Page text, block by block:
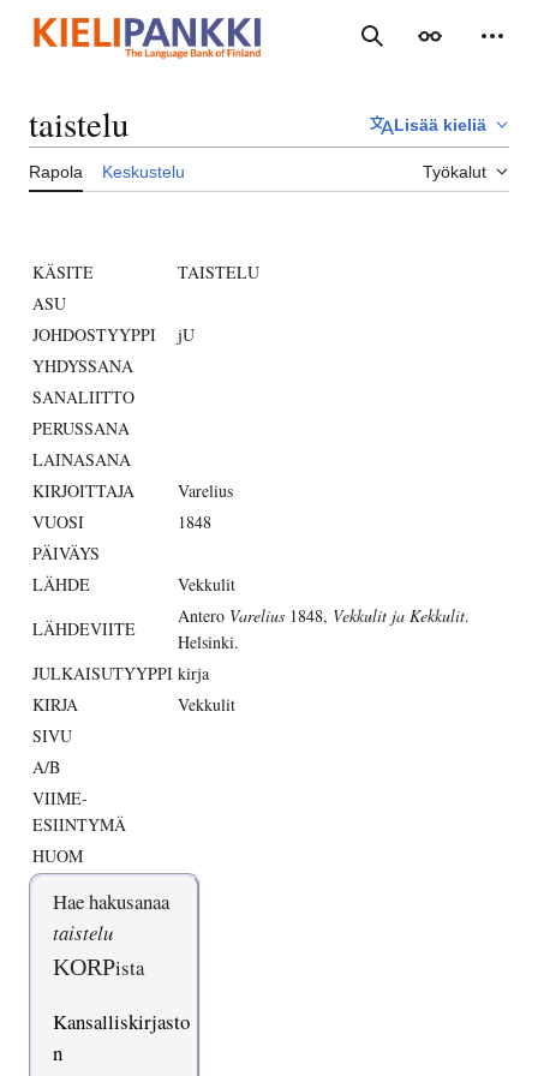
sisältöön
Haku Ulkoasu
taistelu Lisää kieliä
Rapola Keskustelu Työkalut
KÄSITE
TAISTELU
ASU
JOHDOSTYYPPI
jU
YHDYSSANA
SANALIITTO
PERUSSANA
LAINASANA
KIRJOITTAJA
Varelius
VUOSI
1848
PÄIVÄYS
LÄHDE
Vekkulit
LÄHDEVIITE
Antero Varelius 1848, Vekkulit ja Kekkulit.
Helsinki.
JULKAISUTYYPPI kirja
KIRJA
Vekkulit
SIVU
A/B
VIIME-
ESIINTYMÄ
HUOM
Hae hakusanaa
taistelu
KORPista
Kansalliskirjasto
n